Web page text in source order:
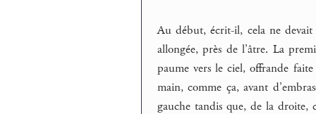
Au début, écrit-il, cela ne devait
allongée, près de l’âtre. La
paume vers le ciel, offrande
main, comme ça, avant
gauche tandis que, de la